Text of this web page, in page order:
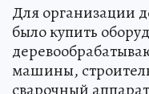
Для организации
было купить
машины,
сварочный